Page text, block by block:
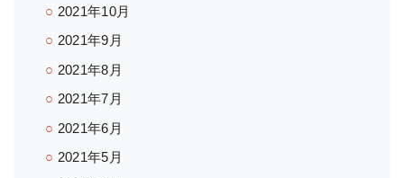
2021年10月
2021年9月
2021年8月
2021年7月
2021年6月
2021年5月